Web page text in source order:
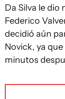
Da Silva le
Federico
decidió aún
Novick, ya
minutos